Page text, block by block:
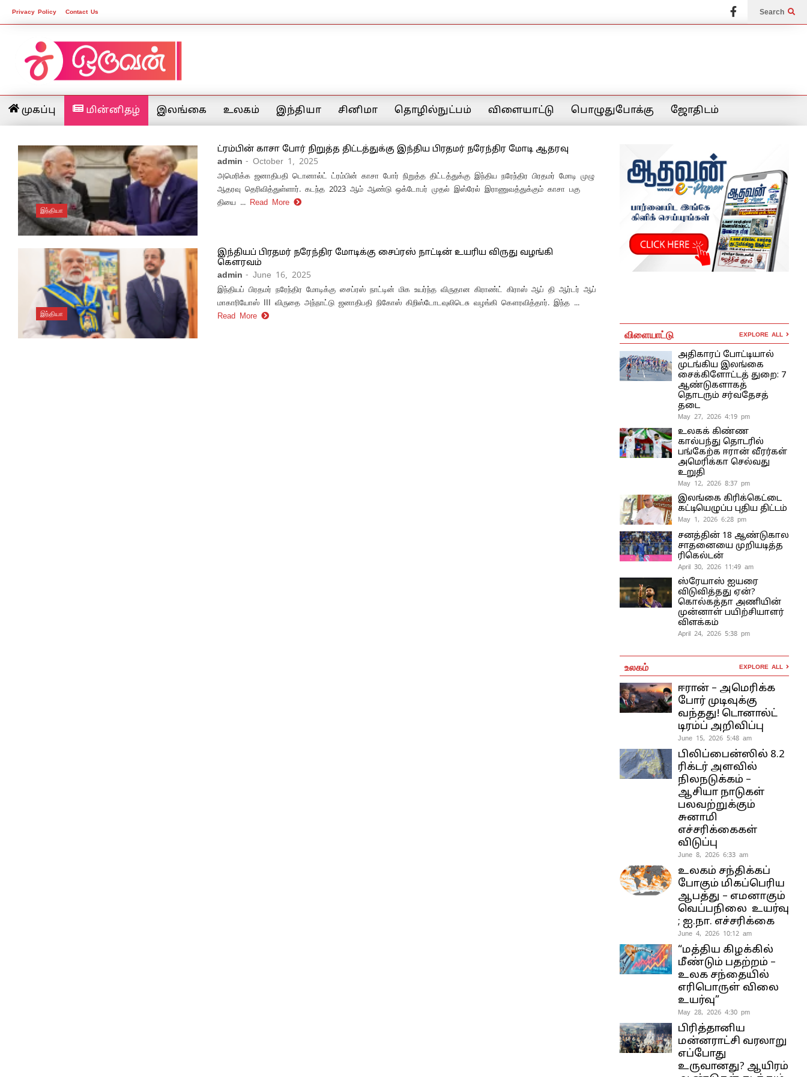
Privacy Policy Contact Us Search
முகப்பு மின்னிதழ் இலங்கை உலகம் இந்தியா சினிமா தொழில்நுட்பம் விளையாட்டு பொழுதுபோக்கு ஜோதிடம்
இந்தியா
ட்ரம்பின் காசா போர் நிறுத்த திட்​டத்​துக்கு இந்திய பிரதமர் நரேந்திர மோடி ஆதரவு
admin - October 1, 2025
அமெரிக்க ஜனாதிபதி டொனால்ட் ட்ரம்பின் காசா போர் நிறுத்த திட்​டத்​துக்கு இந்திய நரேந்திர பிரதமர் மோடி முழு
ஆதரவு தெரிவித்துள்ளார். கடந்த 2023 ஆம் ஆண்டு ஒக்​டோபர் முதல் இஸ்​ரேல் இராணுவத்​துக்​கும் காசா பகு​
தியை ... Read More
இந்தியா
இந்தியப் பிரதமர் நரேந்திர மோடிக்கு சைப்ரஸ் நாட்டின் உயரிய விருது வழங்கி
கௌரவம்
admin - June 16, 2025
இந்தியப் பிரதமர் நரேந்திர மோடிக்கு சைப்ரஸ் நாட்டின் மிக உயர்ந்த விருதான கிராண்ட் கிராஸ் ஆப் தி ஆர்டர் ஆப்
மாகாரியோஸ் III விருதை அந்நாட்டு ஜனாதிபதி நிகோஸ் கிறிஸ்டோடவுலிடெசு வழங்கி கௌரவித்தார். இந்த ...
Read More
விளையாட்டு EXPLORE ALL
அதிகாரப் போட்டியால்
முடங்கிய இலங்கை
சைக்கிளோட்டத் துறை: 7
ஆண்டுகளாகத்
தொடரும் சர்வதேசத்
தடை
May 27, 2026 4:19 pm
உலகக் கிண்ண
கால்பந்து தொடரில்
பங்கேற்க ஈரான் வீரர்கள்
அமெரிக்கா செல்வது
உறுதி
May 12, 2026 8:37 pm
இலங்கை கிரிக்கெட்டை
கட்டியெழுப்ப புதிய திட்டம்
May 1, 2026 6:28 pm
சனத்தின் 18 ஆண்டுகால
சாதனையை முறியடித்த
ரிகெல்டன்
April 30, 2026 11:49 am
ஸ்ரேயாஸ் ஐயரை
விடுவித்தது ஏன்?
கொல்கத்தா அணியின்
முன்னாள் பயிற்சியாளர்
விளக்கம்
April 24, 2026 5:38 pm
உலகம் EXPLORE ALL
ஈரான் – அமெரிக்க
போர் முடிவுக்கு
வந்தது! டொனால்ட்
டிரம்ப் அறிவிப்பு
June 15, 2026 5:48 am
பிலிப்பைன்ஸில் 8.2
ரிக்டர் அளவில்
நிலநடுக்கம் –
ஆசியா நாடுகள்
பலவற்றுக்கும்
சுனாமி
எச்சரிக்கைகள்
விடுப்பு
June 8, 2026 6:33 am
உலகம் சந்திக்கப்
போகும் மிகப்பெரிய
ஆபத்து – எமனாகும்
வெப்பநிலை உயர்வு
; ஐ.நா. எச்சரிக்கை
June 4, 2026 10:12 am
“மத்திய கிழக்கில்
மீண்டும் பதற்றம் –
உலக சந்தையில்
எரிபொருள் விலை
உயர்வு”
May 28, 2026 4:30 pm
பிரித்தானிய
மன்னராட்சி வரலாறு
எப்போது
உருவானது? ஆயிரம்